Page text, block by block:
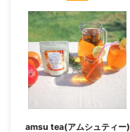
amsu tea(アムシュティー)